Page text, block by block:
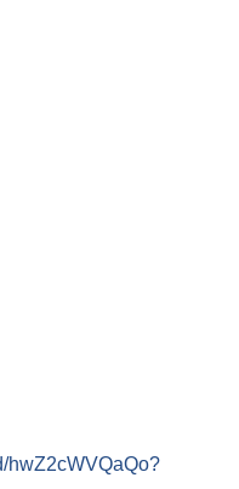
hwZ2cWVQaQo?